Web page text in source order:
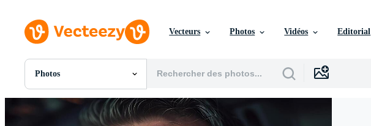
Vecteurs Photos Vidéos Editorial
Photos
Toutes Images
Photos